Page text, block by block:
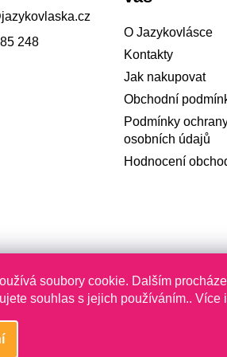
soubory cookie. Dalším
souhlas s jejich používáním.. Více
jazykovlaska.cz
248
O Jazykovlásce
Kontakty
Jak nakupovat
Obchodní
Podmínky
osobních údajů
Hodnocení